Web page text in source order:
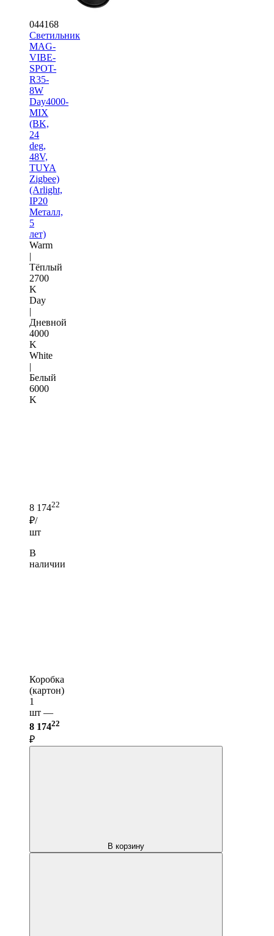
044168
Светильник
MAG-
VIBE-
SPOT-
R35-
8W
Day4000-
MIX
(BK,
24
deg,
48V,
TUYA
Zigbee)
(Arlight,
IP20
Металл,
5
лет)
Warm
|
Тёплый
2700
K
Day
|
Дневной
4000
K
White
|
Белый
6000
K
8 17422
₽/
шт
В
наличии
Коробка
(картон)
1
шт —
8 17422
₽
В корзину